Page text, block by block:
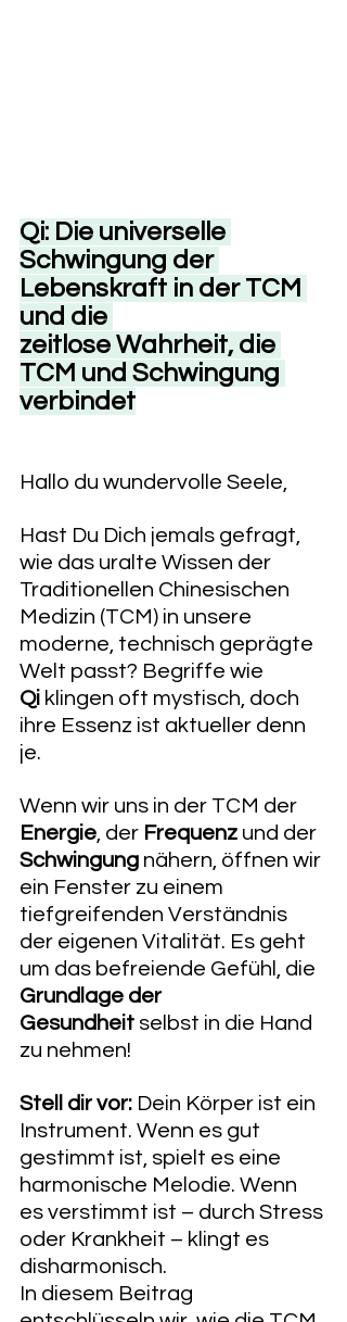
Qi: Die universelle
Schwingung der
Lebenskraft in der TCM
und die
zeitlose Wahrheit, die
TCM und Schwingung
verbindet
Hallo du wundervolle Seele,
Hast Du Dich jemals gefragt,
wie das uralte Wissen der
Traditionellen Chinesischen
Medizin (TCM) in unsere
moderne, technisch geprägte
Welt passt? Begriffe wie
Qi klingen oft mystisch, doch
ihre Essenz ist aktueller denn
je.
Wenn wir uns in der TCM der
Energie, der Frequenz und der
Schwingung nähern, öffnen wir
ein Fenster zu einem
tiefgreifenden Verständnis
der eigenen Vitalität. Es geht
um das befreiende Gefühl, die
Grundlage der
Gesundheit selbst in die Hand
zu nehmen!
Stell dir vor: Dein Körper ist ein
Instrument. Wenn es gut
gestimmt ist, spielt es eine
harmonische Melodie. Wenn
es verstimmt ist – durch Stress
oder Krankheit – klingt es
disharmonisch.
In diesem Beitrag